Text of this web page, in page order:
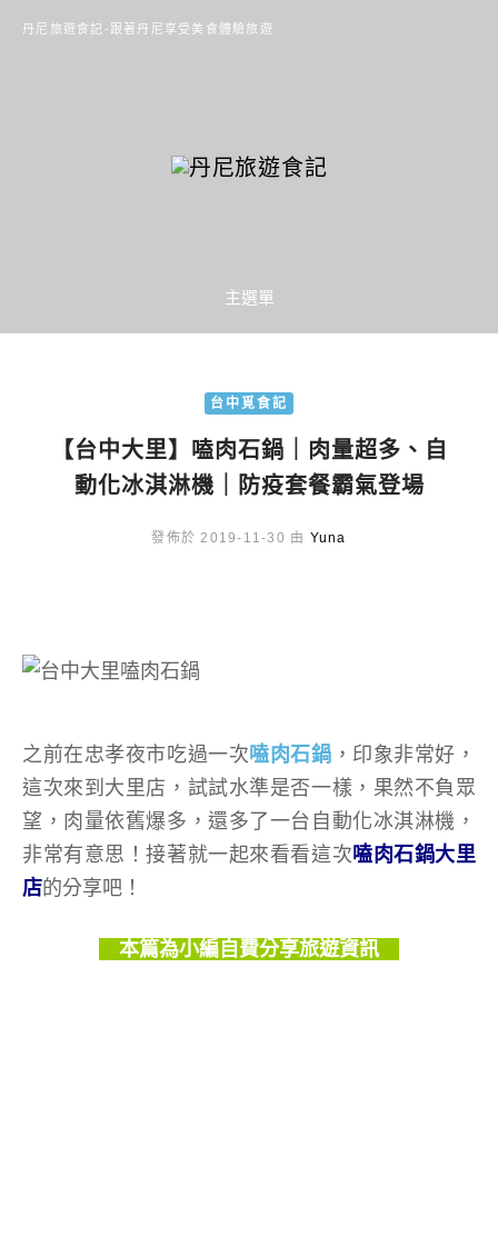
丹尼旅遊食記-跟著丹尼享受美食體驗旅遊
主選單
台中覓食記
【台中大里】嗑肉石鍋｜肉量超多、自
動化冰淇淋機｜防疫套餐霸氣登場
發佈於 2019-11-30 由 Yuna
之前在忠孝夜市吃過一次嗑肉石鍋 ，印象非常好，
這次來到大里店，試試水準是否一樣，果然不負眾
望，肉量依舊爆多，還多了一台自動化冰淇淋機，
非常有意思！接著就一起來看看這次嗑肉石鍋大里
店的分享吧！
本篇為小編自費分享旅遊資訊